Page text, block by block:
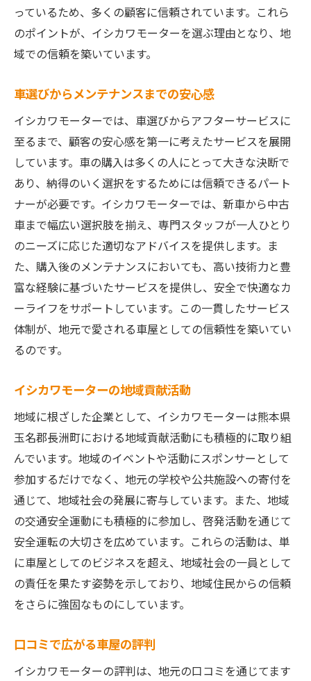
車屋イシカワモーターで始める新しいカーライ
フ
新車購入へのサポート体制
中古車選びのポイントと注意点
イシカワモーターでの車購入の流れ
車屋が提供するカーライフプラン
長洲町から始まるカーライフの魅力
イシカワモーターの車屋サービスで得られる安
心感
安心感をもたらすメンテナンス
信頼できる車検サービスとは
お客様とのコミュニケーションを大切に
車屋としてのアフターケアの重要性
イシカワモーターでの安全対策
熊本県の車屋選びはイシカワモーターにお任せ
地域に根付く車屋の強み
イシカワモーターの専門知識と技術
お客様第一主義のサービス提供
長洲町での車屋としての信頼度
多様なニーズに応えるサービス
車屋選びでの重要な決め手
車屋イシカワモーターの信頼と安心を体感する
信頼できるスタッフによるサービス
安心のアフターサービス内容
車屋としてのこだわりの提供
多くの方に選ばれる理由とは
っているため、多くの顧客に信頼されています。これら
のポイントが、イシカワモーターを選ぶ理由となり、地
域での信頼を築いています。
車選びからメンテナンスまでの安心感
イシカワモーターでは、車選びからアフターサービスに
至るまで、顧客の安心感を第一に考えたサービスを展開
しています。車の購入は多くの人にとって大きな決断で
あり、納得のいく選択をするためには信頼できるパート
ナーが必要です。イシカワモーターでは、新車から中古
車まで幅広い選択肢を揃え、専門スタッフが一人ひとり
のニーズに応じた適切なアドバイスを提供します。ま
た、購入後のメンテナンスにおいても、高い技術力と豊
富な経験に基づいたサービスを提供し、安全で快適なカ
ーライフをサポートしています。この一貫したサービス
体制が、地元で愛される車屋としての信頼性を築いてい
るのです。
イシカワモーターの地域貢献活動
地域に根ざした企業として、イシカワモーターは熊本県
玉名郡長洲町における地域貢献活動にも積極的に取り組
んでいます。地域のイベントや活動にスポンサーとして
参加するだけでなく、地元の学校や公共施設への寄付を
通じて、地域社会の発展に寄与しています。また、地域
の交通安全運動にも積極的に参加し、啓発活動を通じて
安全運転の大切さを広めています。これらの活動は、単
に車屋としてのビジネスを超え、地域社会の一員として
の責任を果たす姿勢を示しており、地域住民からの信頼
をさらに強固なものにしています。
口コミで広がる車屋の評判
イシカワモーターの評判は、地元の口コミを通じてます